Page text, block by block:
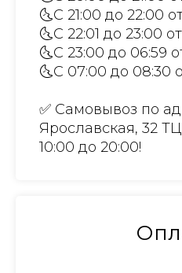
🌜С 21:00 до 22:00
🌜С 22:01 до 23:00
🌜С 23:00 до 06:59
🌜С 07:00 до 08:30
✅ Самовывоз по
Ярославская, 32
10:00 до 20:00!